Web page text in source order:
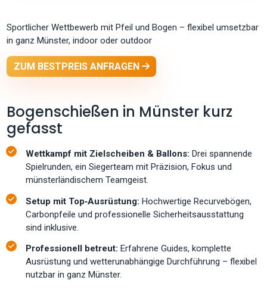
Sportlicher Wettbewerb mit Pfeil und Bogen – flexibel umsetzbar
in ganz Münster, indoor oder outdoor
ZUM BESTPREIS ANFRAGEN
Bogenschießen in Münster kurz
gefasst
Wettkampf mit Zielscheiben & Ballons: Drei spannende
Spielrunden, ein Siegerteam mit Präzision, Fokus und
münsterländischem Teamgeist.
Setup mit Top‑Ausrüstung: Hochwertige Recurvebögen,
Carbonpfeile und professionelle Sicherheitsausstattung
sind inklusive.
Professionell betreut: Erfahrene Guides, komplette
Ausrüstung und wetterunabhängige Durchführung – flexibel
nutzbar in ganz Münster.